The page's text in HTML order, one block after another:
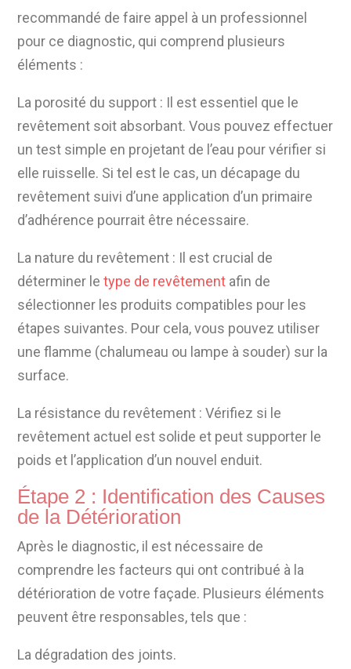
recommandé de faire appel à un professionnel
pour ce diagnostic, qui comprend plusieurs
éléments :
La porosité du support : Il est essentiel que le
revêtement soit absorbant. Vous pouvez effectuer
un test simple en projetant de l’eau pour vérifier si
elle ruisselle. Si tel est le cas, un décapage du
revêtement suivi d’une application d’un primaire
d’adhérence pourrait être nécessaire.
La nature du revêtement : Il est crucial de
déterminer letype de revêtement afin de
sélectionner les produits compatibles pour les
étapes suivantes. Pour cela, vous pouvez utiliser
une flamme (chalumeau ou lampe à souder) sur la
surface.
La résistance du revêtement : Vérifiez si le
revêtement actuel est solide et peut supporter le
poids et l’application d’un nouvel enduit.
Étape 2 : Identification des Causes
de la Détérioration
Après le diagnostic, il est nécessaire de
comprendre les facteurs qui ont contribué à la
détérioration de votre façade. Plusieurs éléments
peuvent être responsables, tels que :
La dégradation des joints.